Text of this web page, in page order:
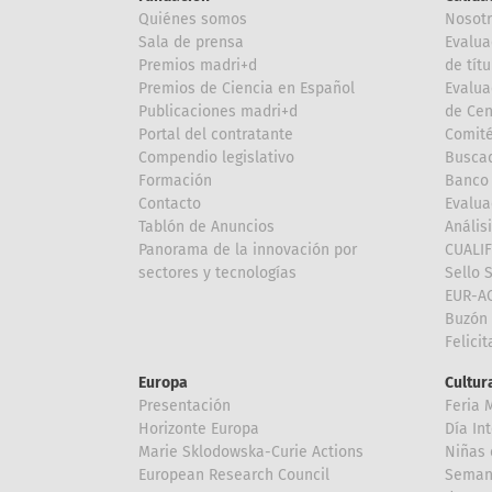
Quiénes somos
Sala de prensa
Premios madri+d
Premios de Ciencia en Español
Publicaciones madri+d
Portal del contratante
Compendio legislativo
Formación
Contacto
Tablón de Anuncios
Panorama de la innovación por
sectores y tecnologías
de
de
Sello
EUR-
Europa
Presentación
Horizonte Europa
Marie Sklodowska-Curie Actions
European Research Council
Feria
Día
Niñas